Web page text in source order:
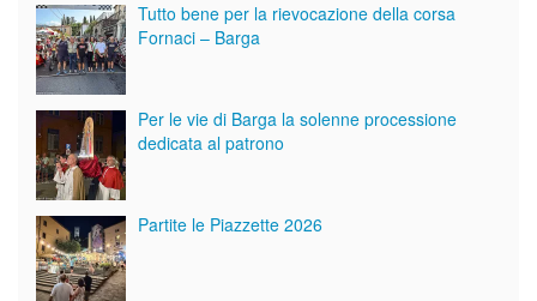
Tutto bene per la rievocazione della corsa
Fornaci – Barga
Per le vie di Barga la solenne processione
dedicata al patrono
Partite le Piazzette 2026